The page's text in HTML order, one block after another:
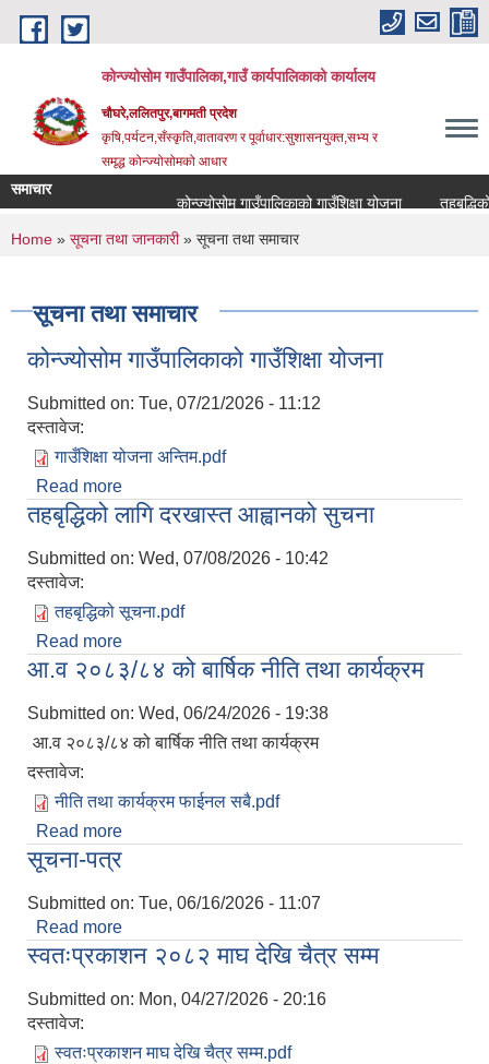
Skip to main content
कोन्ज्योसोम गाउँपालिका,गाउँ कार्यपालिकाको कार्यालय
चौघरे,ललितपुर,बागमती प्रदेश
कृषि,पर्यटन,सँस्कृति,वातावरण र पूर्वाधार:सुशासनयुक्त,सभ्य र
समृद्ध कोन्ज्योसोमको आधार
समाचार
कोन्ज्योसोम गाउँपालिकाको गाउँशिक्षा योजना
तहबृद्धिको
You are here
Home » सूचना तथा जानकारी» सूचना तथा समाचार
सूचना तथा समाचार
कोन्ज्योसोम गाउँपालिकाको गाउँशिक्षा योजना
Submitted on: Tue, 07/21/2026 - 11:12
दस्तावेज:
गाउँशिक्षा योजना अन्तिम.pdf
Read more
तहबृद्धिको लागि दरखास्त आह्वानको सुचना
Submitted on: Wed, 07/08/2026 - 10:42
दस्तावेज:
तहबृद्धिको सूचना.pdf
Read more
आ.व २०८३/८४ को बार्षिक नीति तथा कार्यक्रम
Submitted on: Wed, 06/24/2026 - 19:38
आ.व २०८३/८४ को बार्षिक नीति तथा कार्यक्रम
दस्तावेज:
नीति तथा कार्यक्रम फाईनल सबै.pdf
Read more
सूचना-पत्र
Submitted on: Tue, 06/16/2026 - 11:07
Read more
स्वतःप्रकाशन २०८२ माघ देखि चैत्र सम्म
Submitted on: Mon, 04/27/2026 - 20:16
दस्तावेज:
स्वतःप्रकाशन माघ देखि चैत्र सम्म.pdf